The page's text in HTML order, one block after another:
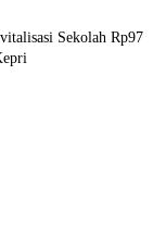
Sekolah Rp97